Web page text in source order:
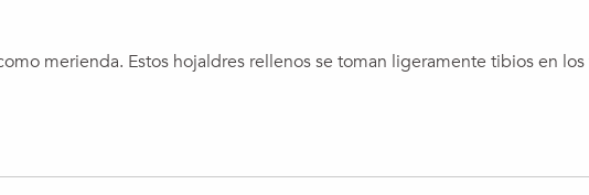
merienda. Estos hojaldres rellenos se toman ligeramente tibios en